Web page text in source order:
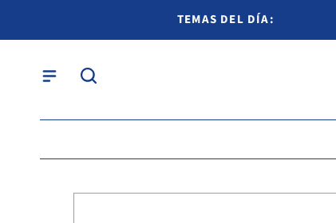
TEMAS DEL DÍA: